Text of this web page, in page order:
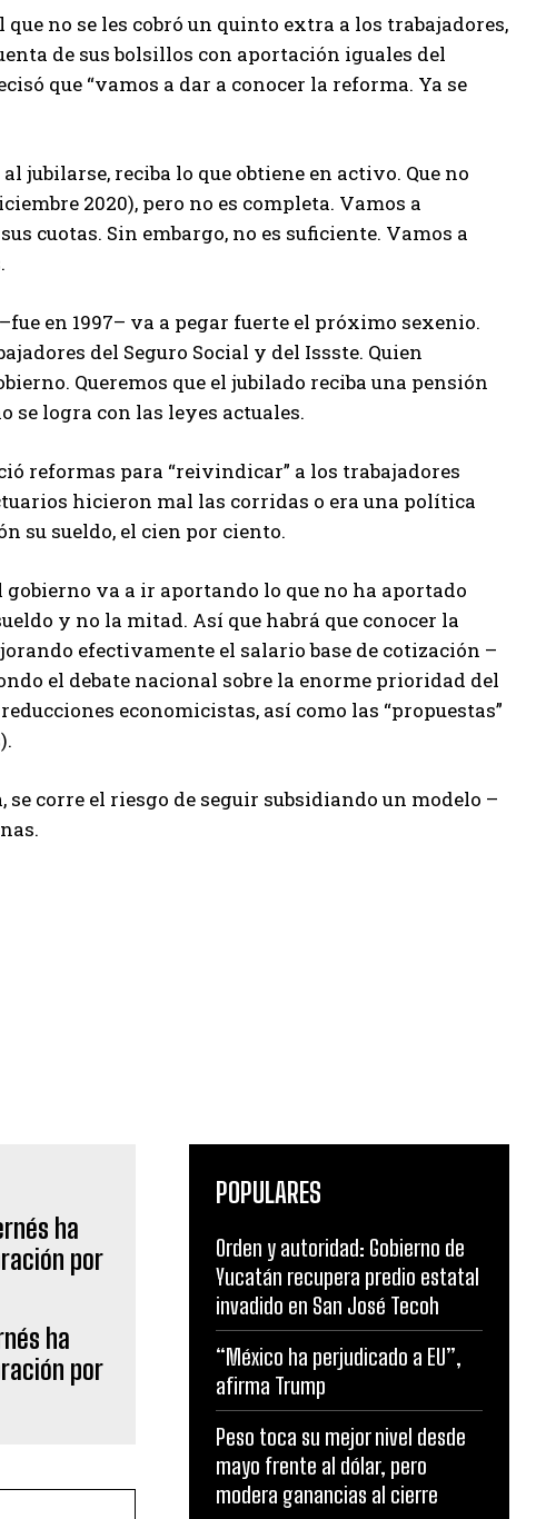
no se les cobró un quinto extra a los trabajadores,
de sus bolsillos con aportación iguales del
que “vamos a dar a conocer la reforma. Ya se
jubilarse, reciba lo que obtiene en activo. Que no
2020), pero no es completa. Vamos a
cuotas. Sin embargo, no es suficiente. Vamos a
en 1997– va a pegar fuerte el próximo sexenio.
del Seguro Social y del Issste. Quien
Queremos que el jubilado reciba una pensión
se logra con las leyes actuales.
reformas para “reivindicar” a los trabajadores
hicieron mal las corridas o era una política
su sueldo, el cien por ciento.
gobierno va a ir aportando lo que no ha aportado
y no la mitad. Así que habrá que conocer la
efectivamente el salario base de cotización –
el debate nacional sobre la enorme prioridad del
economicistas, así como las “propuestas”
corre el riesgo de seguir subsidiando un modelo –
ha
por
POPULARES
Orden y autoridad: Gobierno de
Yucatán recupera predio estatal
invadido en San José Tecoh
“México ha perjudicado a EU”,
afirma Trump
Peso toca su mejor nivel desde
mayo frente al dólar, pero
modera ganancias al cierre